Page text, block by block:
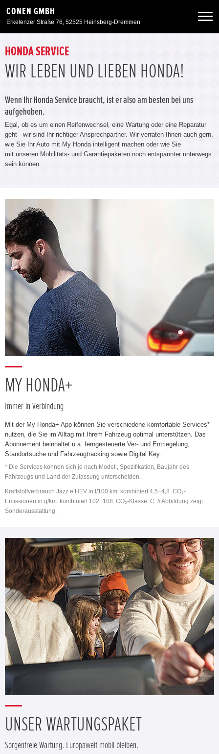
CONEN GMBH
Erkelenzer Straße 76, 52525 Heinsberg-Dremmen
Neuwagen
Gebrauchtwagen
Angebote
Service & Zubehör
Unser Autohaus
HONDA SERVICE
WIR LEBEN UND LIEBEN HONDA!
Wenn Ihr Honda Service braucht, ist er also am besten bei uns
aufgehoben.
Egal, ob es um einen Reifenwechsel, eine Wartung oder eine Reparatur
geht - wir sind Ihr richtiger Ansprechpartner. Wir verraten Ihnen auch gern,
wie Sie Ihr Auto mit My Honda intelligent machen oder wie Sie
mit unseren Mobilitäts- und Garantiepaketen noch entspannter unterwegs
sein können.
MY HONDA+
Immer in Verbindung
Mit der My Honda+ App können Sie verschiedene komfortable Services*
nutzen, die Sie im Alltag mit Ihrem Fahrzeug optimal unterstützen. Das
Abonnement beinhaltet u.a. ferngesteuerte Ver- und Entriegelung,
Standortsuche und Fahrzeugtracking sowie Digital Key.
* Die Services können sich je nach Modell, Spezifikation, Baujahr des
Fahrzeugs und Land der Zulassung unterscheiden.
Kraftstoffverbrauch Jazz e:HEV in l/100 km: kombiniert 4,5−4,8. CO₂-
Emissionen in g/km: kombiniert 102−108. CO₂-Klasse: C. // Abbildung zeigt
Sonderausstattung.
UNSER WARTUNGSPAKET
Sorgenfreie Wartung. Europaweit mobil bleiben.